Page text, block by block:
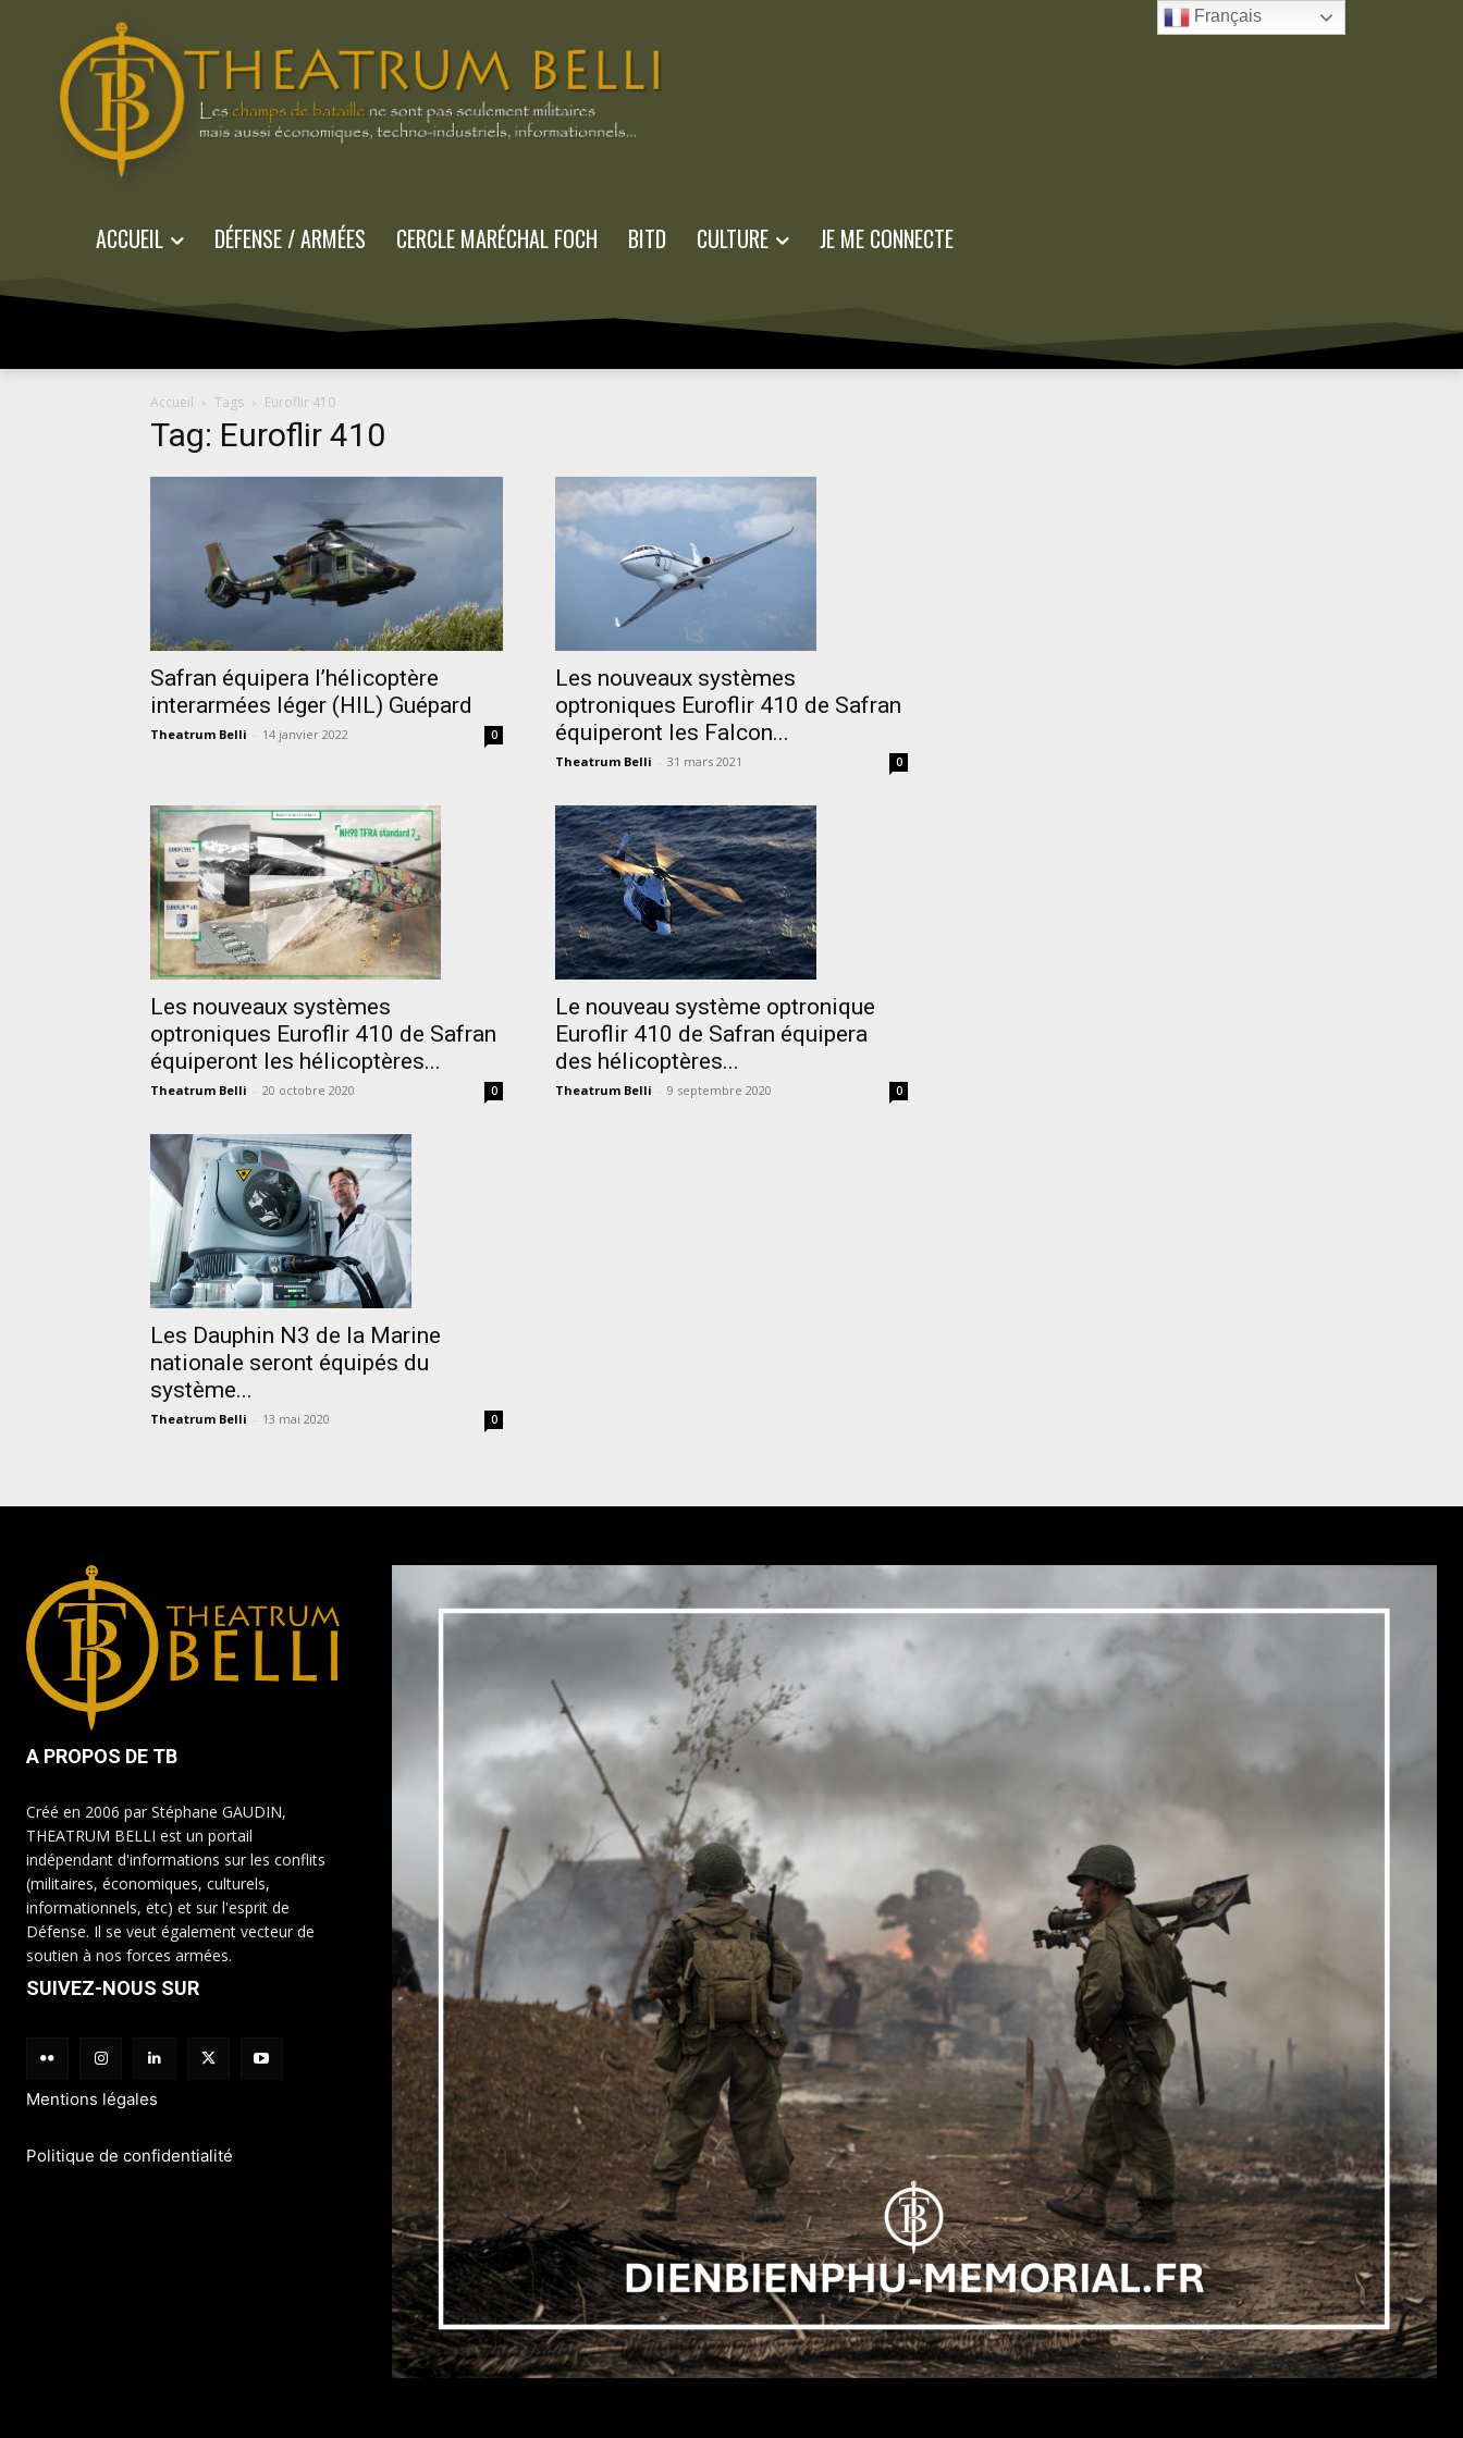
ACCUEIL DÉFENSE / ARMÉES CERCLE MARÉCHAL FOCH BITD CULTURE JE ME CONNECTE
Accueil Tags Euroflir 410
Tag: Euroflir 410
Safran équipera l’hélicoptère
interarmées léger (HIL) Guépard
Theatrum Belli - 14 janvier 2022 0
Les nouveaux systèmes
optroniques Euroflir 410 de Safran
équiperont les Falcon...
Theatrum Belli - 31 mars 2021 0
Les nouveaux systèmes
optroniques Euroflir 410 de Safran
équiperont les hélicoptères...
Theatrum Belli - 20 octobre 2020 0
Le nouveau système optronique
Euroflir 410 de Safran équipera
des hélicoptères...
Theatrum Belli - 9 septembre 2020 0
Les Dauphin N3 de la Marine
nationale seront équipés du
système...
Theatrum Belli - 13 mai 2020 0
A PROPOS DE TB
Créé en 2006 par Stéphane GAUDIN,
THEATRUM BELLI est un portail
indépendant d'informations sur les conflits
(militaires, économiques, culturels,
informationnels, etc) et sur l'esprit de
Défense. Il se veut également vecteur de
soutien à nos forces armées.
SUIVEZ-NOUS SUR
Mentions légales
Politique de confidentialité
Français